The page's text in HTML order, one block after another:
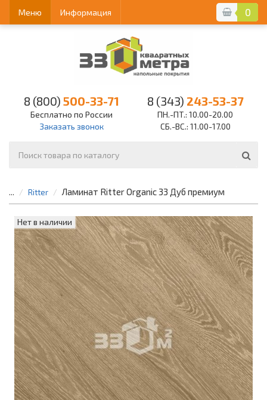
0
Меню Информация
8 (800) 500-33-71
Бесплатно по России
Заказать звонок
8 (343) 243-53-37
ПН.-ПТ.: 10.00-20.00
СБ.-ВС.: 11.00-17.00
... Ritter Ламинат Ritter Organic 33 Дуб премиум
Нет в наличии